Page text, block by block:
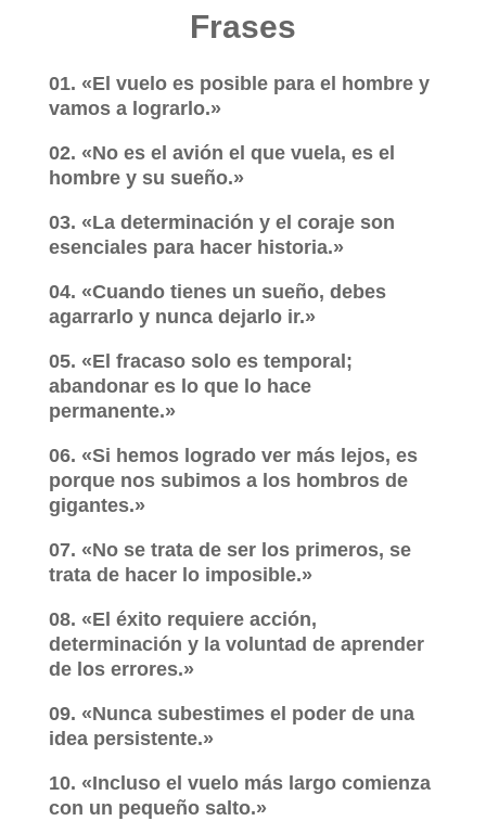
Frases
01. «El vuelo es posible para el hombre y
vamos a lograrlo.»
02. «No es el avión el que vuela, es el
hombre y su sueño.»
03. «La determinación y el coraje son
esenciales para hacer historia.»
04. «Cuando tienes un sueño, debes
agarrarlo y nunca dejarlo ir.»
05. «El fracaso solo es temporal;
abandonar es lo que lo hace
permanente.»
06. «Si hemos logrado ver más lejos, es
porque nos subimos a los hombros de
gigantes.»
07. «No se trata de ser los primeros, se
trata de hacer lo imposible.»
08. «El éxito requiere acción,
determinación y la voluntad de aprender
de los errores.»
09. «Nunca subestimes el poder de una
idea persistente.»
10. «Incluso el vuelo más largo comienza
con un pequeño salto.»